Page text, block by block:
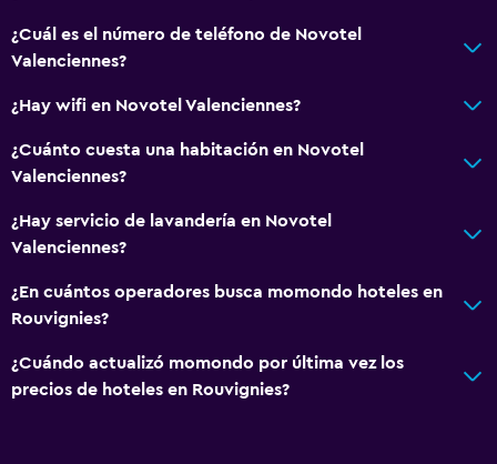
¿Cuál es el número de teléfono de Novotel
Valenciennes?
¿Hay wifi en Novotel Valenciennes?
¿Cuánto cuesta una habitación en Novotel
Valenciennes?
¿Hay servicio de lavandería en Novotel
Valenciennes?
¿En cuántos operadores busca momondo hoteles en
Rouvignies?
¿Cuándo actualizó momondo por última vez los
precios de hoteles en Rouvignies?